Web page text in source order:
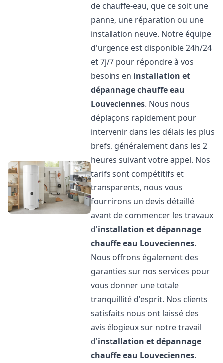
de chauffe-eau, que ce soit une
panne, une réparation ou une
installation neuve. Notre équipe
d'urgence est disponible 24h/24
et 7j/7 pour répondre à vos
besoins en installation et
dépannage chauffe eau
Louveciennes. Nous nous
déplaçons rapidement pour
intervenir dans les délais les plus
brefs, généralement dans les 2
heures suivant votre appel. Nos
tarifs sont compétitifs et
transparents, nous vous
fournirons un devis détaillé
avant de commencer les travaux
d'installation et dépannage
chauffe eau Louveciennes.
Nous offrons également des
garanties sur nos services pour
vous donner une totale
tranquillité d'esprit. Nos clients
satisfaits nous ont laissé des
avis élogieux sur notre travail
d'installation et dépannage
chauffe eau Louveciennes.